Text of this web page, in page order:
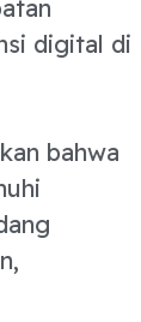
digital di
bahwa